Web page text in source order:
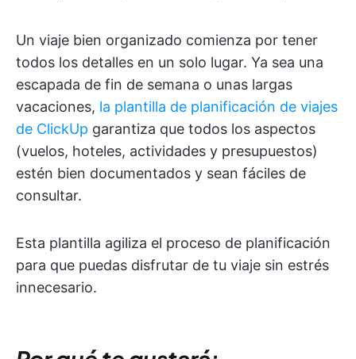
Un viaje bien organizado comienza por tener
todos los detalles en un solo lugar. Ya sea una
escapada de fin de semana o unas largas
vacaciones, la plantilla de planificación de viajes
de ClickUp garantiza que todos los aspectos
(vuelos, hoteles, actividades y presupuestos)
estén bien documentados y sean fáciles de
consultar.
Esta plantilla agiliza el proceso de planificación
para que puedas disfrutar de tu viaje sin estrés
innecesario.